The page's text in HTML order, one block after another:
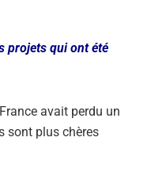
projets qui ont été
avait perdu un
sont plus chères